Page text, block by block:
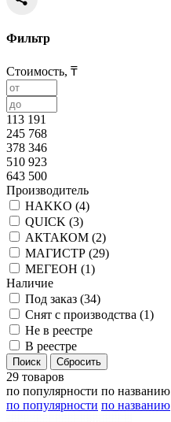
Фильтр
Стоимость, ₸
113 191
245 768
378 346
510 923
643 500
Производитель
HAKKO (4)
QUICK (3)
АКТАКОМ (2)
МАГИСТР (29)
МЕГЕОН (1)
Наличие
Под заказ (34)
Снят с производства (1)
Не в реестре
В реестре
29 товаров
по популярности по названию
по популярности по названию